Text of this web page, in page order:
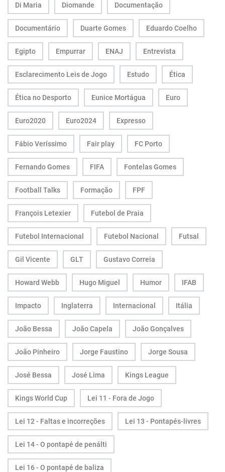
Di Maria Diomande Documentação
Documentário Duarte Gomes Eduardo Coelho
Egipto Empurrar ENAJ Entrevista
Esclarecimento Leis de Jogo Estudo Ética
Ética no Desporto Eunice Mortágua Euro
Euro2020 Euro2024 Expresso
Fábio Veríssimo Fair play FC Porto
Fernando Gomes FIFA Fontelas Gomes
Football Talks Formação FPF
François Letexier Futebol de Praia
Futebol Internacional Futebol Nacional Futsal
Gil Vicente GLT Gustavo Correia
Howard Webb Hugo Miguel Humor IFAB
Impacto Inglaterra Internacional Itália
João Bessa João Capela João Gonçalves
João Pinheiro Jorge Faustino Jorge Sousa
José Bessa José Lima Kings League
Kings World Cup Lei 11 - Fora de Jogo
Lei 12 - Faltas e incorreções Lei 13 - Pontapés-livres
Lei 14 - O pontapé de penálti
Lei 16 - O pontapé de baliza